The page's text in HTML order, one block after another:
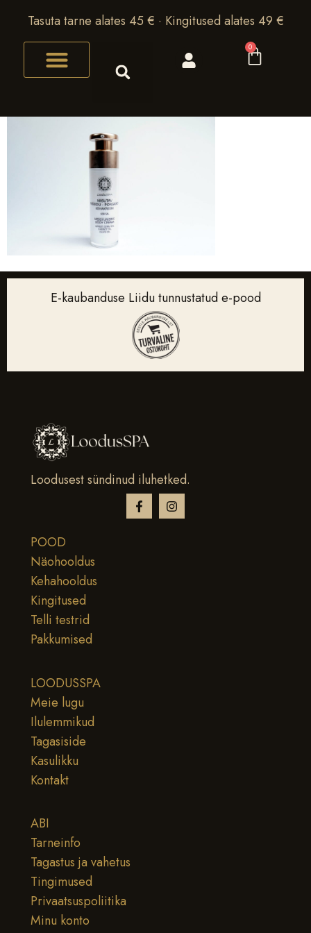
Tasuta tarne alates 45 € · Kingitused alates 49 €
0
E-kaubanduse Liidu tunnustatud e-pood
Loodusest sündinud iluhetked.
POOD
Näohooldus
Kehahooldus
Kingitused
Telli testrid
Pakkumised
LOODUSSPA
Meie lugu
Ilulemmikud
Tagasiside
Kasulikku
Kontakt
ABI
Tarneinfo
Tagastus ja vahetus
Tingimused
Privaatsuspoliitika
Minu konto